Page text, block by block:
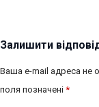
Залишити
Ваша e-mail адреса не
поля позначені *